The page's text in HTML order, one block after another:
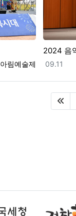
등록자
아림예술제
2024 음
등록일
09.11